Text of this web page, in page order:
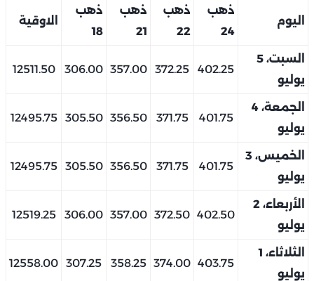
اليوم
ذهب
24
ذهب
22
ذهب
21
ذهب
18
الاوقية
السبت، 5
يوليو
402.25
372.25
357.00
306.00
12511.50
الجمعة، 4
يوليو
401.75
371.75
356.50
305.50
12495.75
الخميس، 3
يوليو
401.75
371.75
356.50
305.50
12495.75
الأربعاء، 2
يوليو
402.50
372.50
357.00
306.00
12519.25
الثلاثاء، 1
يوليو
403.75
374.00
358.25
307.25
12558.00